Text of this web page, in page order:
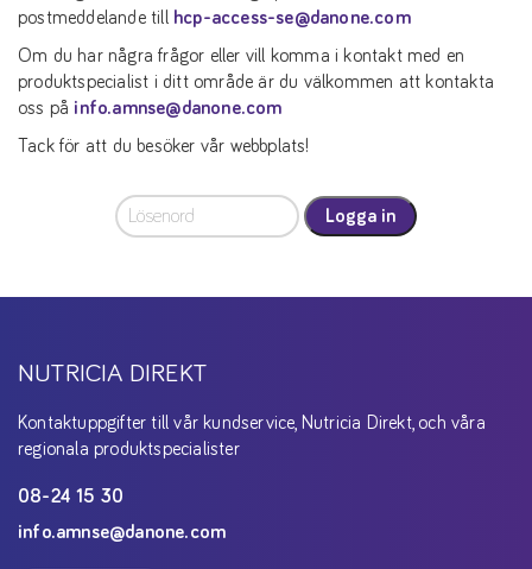
postmeddelande till
hcp-access-se@danone.com
Om du har några frågor eller vill komma i kontakt med en
produktspecialist i ditt område är du välkommen att kontakta
oss på info.amnse@danone.com
Tack för att du besöker vår webbplats!
Logga in
NUTRICIA DIREKT
Kontaktuppgifter till vår kundservice, Nutricia Direkt, och våra
regionala produktspecialister
08-24 15 30
info.amnse@danone.com